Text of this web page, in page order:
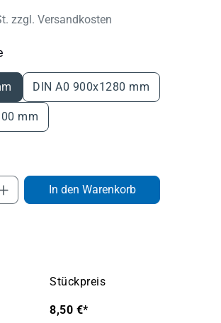
zzgl. Versandkosten
auswählen
DIN A0 900x1280 mm
mm
Gib den gewünschten
In den Warenkorb
Stückpreis
8,50 €*